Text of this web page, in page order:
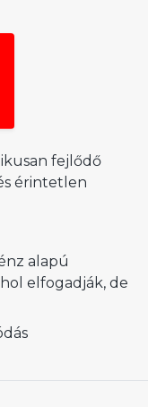
fejlődő
érintetlen
alapú
elfogadják, de